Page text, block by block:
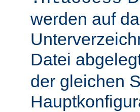
werden auf
Datei
der gleichen